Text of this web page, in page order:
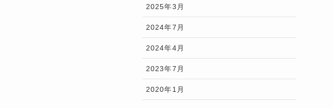
2025年3月
2024年7月
2024年4月
2023年7月
2020年1月